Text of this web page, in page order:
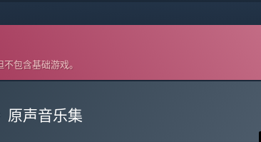
包含基础游戏。
原声音乐集